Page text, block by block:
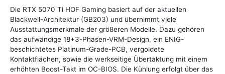
Die RTX 5070 Ti HOF Gaming basiert auf der aktuellen
Blackwell-Architektur (GB203) und übernimmt viele
Ausstattungsmerkmale der größeren Modelle. Dazu gehören
das aufwändige 18+3-Phasen-VRM-Design, ein ENIG-
beschichtetes Platinum-Grade-PCB, vergoldete
Kontaktflächen, sowie die werkseitige Übertaktung mit einem
erhöhten Boost-Takt im OC-BIOS. Die Kühlung erfolgt über das